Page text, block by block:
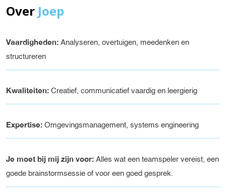
Over Joep
Vaardigheden: Analyseren, overtuigen, meedenken en
structureren
Kwaliteiten: Creatief, communicatief vaardig en leergierig
Expertise: Omgevingsmanagement, systems engineering
Je moet bij mij zijn voor: Alles wat een teamspeler vereist, een
goede brainstormsessie of voor een goed gesprek.